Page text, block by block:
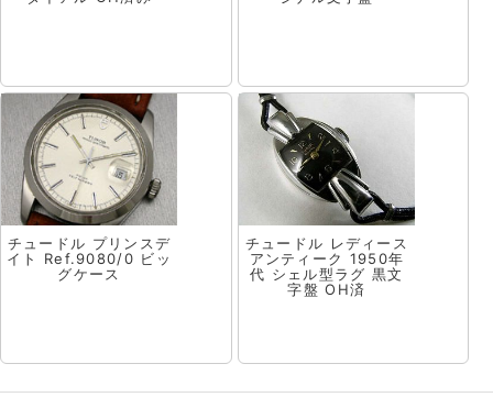
チュードル プリンスデ
イト Ref.9080/0 ビッ
グケース
チュードル レディース
アンティーク 1950年
代 シェル型ラグ 黒文
字盤 OH済